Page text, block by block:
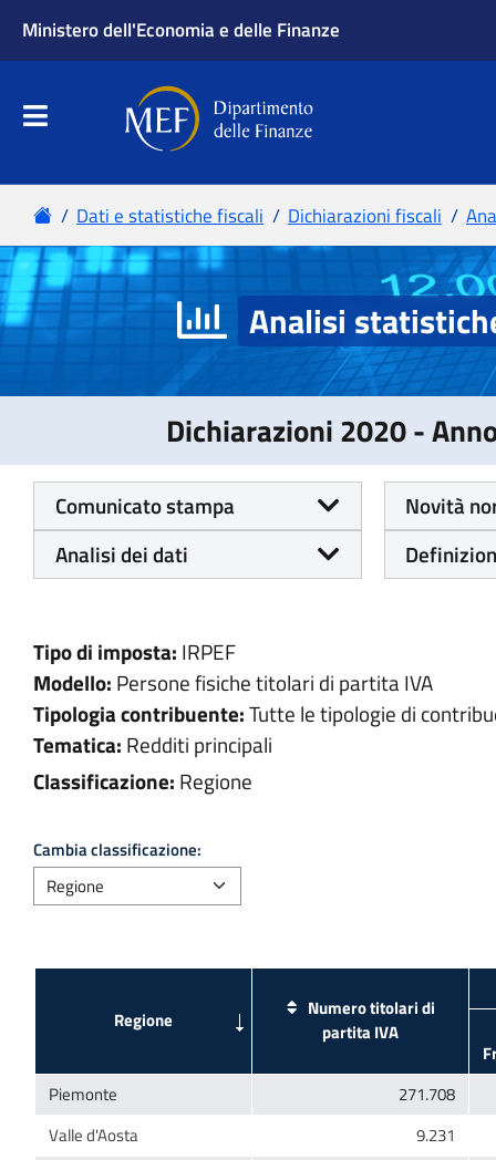
Analisi
Dichiarazioni 2020 -
Comunicato stampa
Novità
Analisi dei dati
Tipo di imposta: IRPEF
Modello: Persone fisiche titolari di partita IVA
Tipologia contribuente:Tutte le tipologie di
Tematica: Redditi principali
Classificazione: Regione
Cambia classificazione:
Numero titolari di